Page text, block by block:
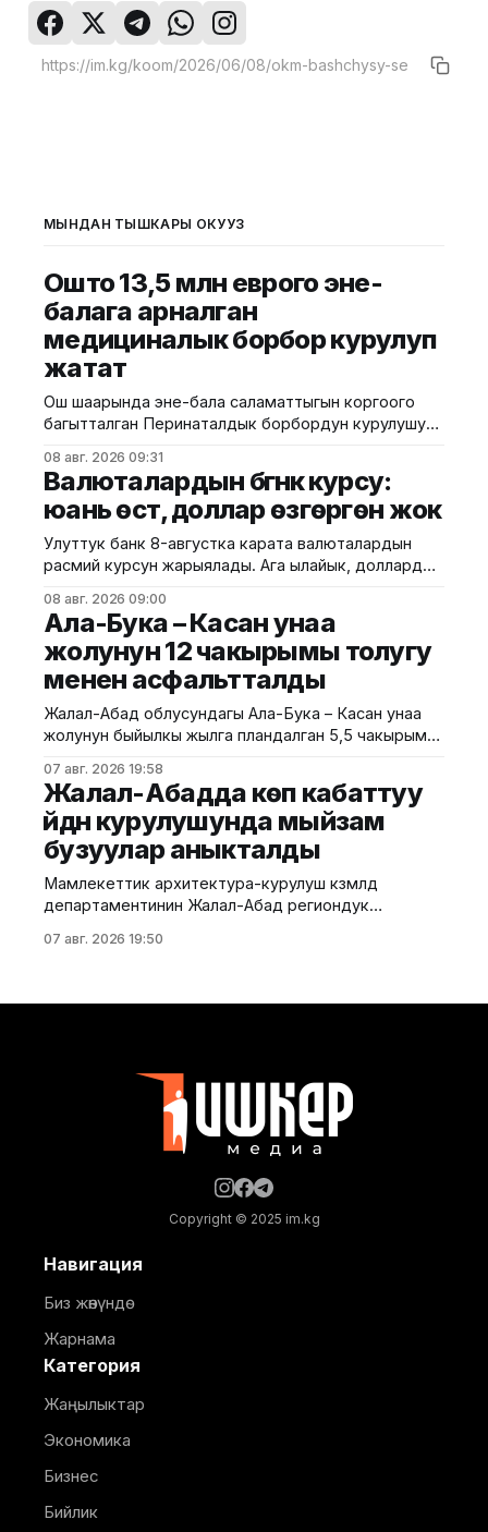
МЫНДАН ТЫШКАРЫ ОКУҢУЗ
Ошто 13,5 млн еврого эне-
балага арналган
медициналык борбор курулуп
жатат
Ош шаарында эне-бала саламаттыгын коргоого
багытталган Перинаталдык борбордун курулушу
министрлигинин басма сөз кызматы билдирди.
Маалыматка ылайык, долбоор Германиянын
өнүктүрүү банкынын (KfW) 13,5 млн евро өлчөмүндөгү
ашырылууда. Аталган борбор 249 орунга
ылайыкталып, кош бойлуу аялдарга, төрөттөн кийинки
энелерге жана ымыркайларга
08 авг. 2026 09:31
Валюталардын бүгүнкү курсу:
юань өстү, доллар өзгөргөн жок
Улуттук банк 8-августка карата валюталардын
расмий курсун жарыялады. Ага ылайык, доллардын
калды. Евро 100,9435 сомдон 100,7730 сомго
түшүп, 0,17%га төмөндөдү. Ал эми рублдин курсу
1,0652 сом деп белгиленип, 1,36%га түштү. Теңге
болсо 0,1871 сомдон
08 авг. 2026 09:00
Ала-Бука – Касан унаа
жолунун 12 чакырымы толугу
менен асфальтталды
Жалал-Абад облусундагы Ала-Бука – Касан унаа
жолунун быйылкы жылга пландалган 5,5 чакырым
аяктады. Транспорт жана коммуникациялар
министрлигинин маалыматына ылайык, жол куруу
иштери №17 Жол эксплуатациялоо мекемеси
тарабынан белгиленген графикке ылайык,
курулуштун сапат талаптарын сактоо менен
жүргүзүлдү. Аталган жолдун жалпы 12 чакырымына
07 авг. 2026 19:58
Жалал-Абадда көп кабаттуу
үйдүн курулушунда мыйзам
бузуулар аныкталды
Мамлекеттик архитектура-курулуш көзөмөлдөө
департаментинин Жалал-Абад региондук
текшерүү жүргүздү. Бул тууралуу Курулуш
долбоордук документациядан четтөө менен
жүргүзүлгөн. Ошондой эле
07 авг. 2026 19:50
Copyright © 2025 im.kg
Навигация
Биз жөнүндө
Жарнама
Категория
Жаңылыктар
Экономика
Бизнес
Бийлик